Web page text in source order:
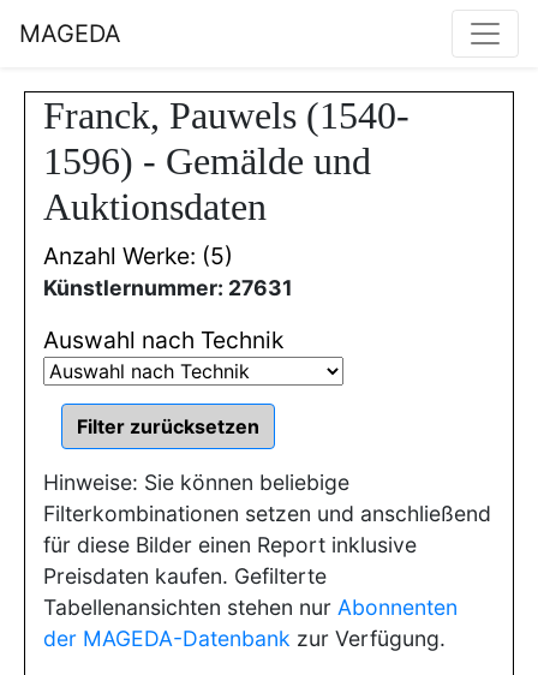
MAGEDA
Franck, Pauwels (1540-
1596) - Gemälde und
Auktionsdaten
Anzahl Werke: (5)
Künstlernummer: 27631
Auswahl nach Technik
Hinweise: Sie können beliebige
Filterkombinationen setzen und anschließend
für diese Bilder einen Report inklusive
Preisdaten kaufen. Gefilterte
Tabellenansichten stehen nur Abonnenten
der MAGEDA-Datenbank zur Verfügung.